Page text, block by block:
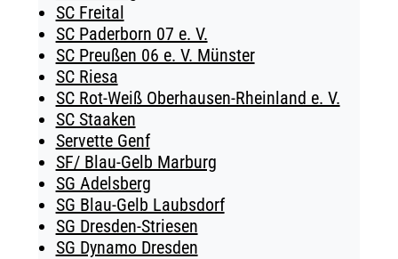
SC Freital
SC Paderborn 07 e. V.
SC Preußen 06 e. V. Münster
SC Riesa
SC Rot-Weiß Oberhausen-Rheinland e. V.
SC Staaken
Servette Genf
SF/ Blau-Gelb Marburg
SG Adelsberg
SG Blau-Gelb Laubsdorf
SG Dresden-Striesen
SG Dynamo Dresden